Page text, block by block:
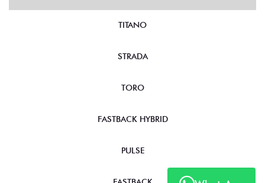
TITANO
STRADA
TORO
FASTBACK HYBRID
PULSE